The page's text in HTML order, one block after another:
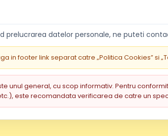
prelucrarea datelor personale, ne puteti
in footer link separat catre „Politica Cookies” si
unul general, cu scop informativ. Pentru
este recomandata verificarea de catre un